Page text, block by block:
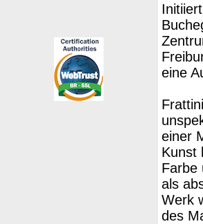
eine
einer
Kunst
Farbe
als
Werk
des